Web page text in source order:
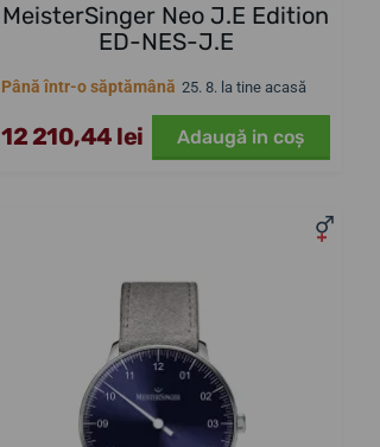
MeisterSinger Neo J.E Edition
ED-NES-J.E
Până într-o săptămână 25. 8. la tine acasă
12 210,44 lei Adaugă in coş